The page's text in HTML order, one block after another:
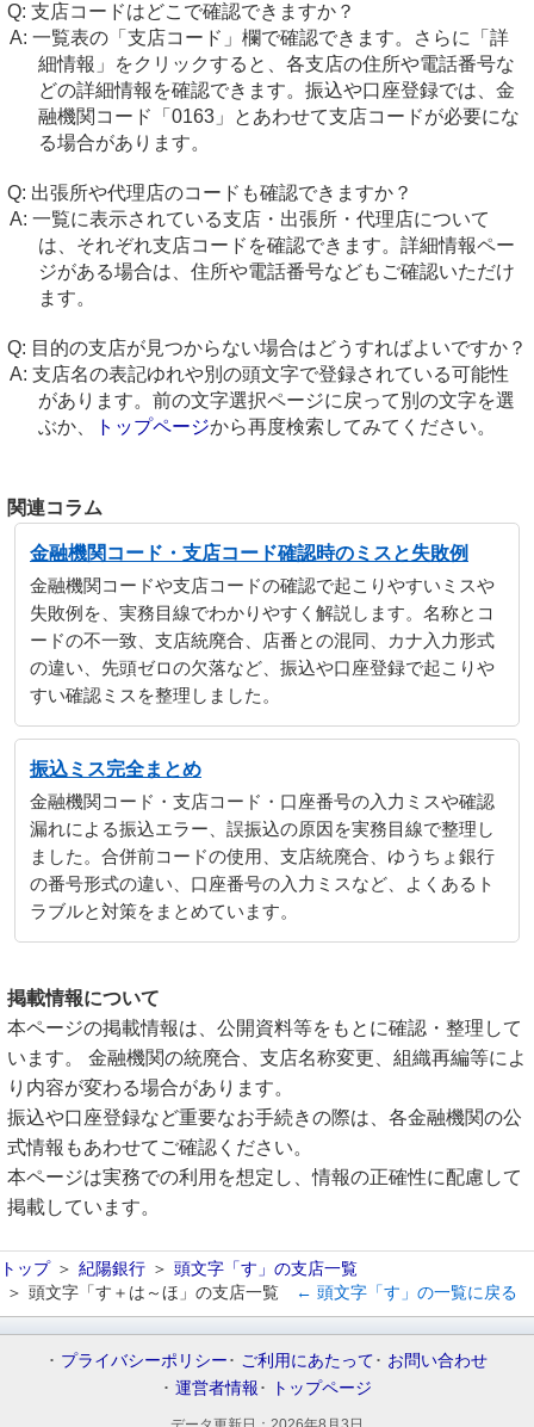
支店コードはどこで確認できますか？
一覧表の「支店コード」欄で確認できます。さらに「詳
細情報」をクリックすると、各支店の住所や電話番号な
どの詳細情報を確認できます。振込や口座登録では、金
融機関コード「0163」とあわせて支店コードが必要にな
る場合があります。
出張所や代理店のコードも確認できますか？
一覧に表示されている支店・出張所・代理店について
は、それぞれ支店コードを確認できます。詳細情報ペー
ジがある場合は、住所や電話番号などもご確認いただけ
ます。
目的の支店が見つからない場合はどうすればよいですか？
支店名の表記ゆれや別の頭文字で登録されている可能性
があります。前の文字選択ページに戻って別の文字を選
ぶか、
トップページから再度検索してみてください。
関連コラム
金融機関コード・支店コード確認時のミスと失敗例
金融機関コードや支店コードの確認で起こりやすいミスや
失敗例を、実務目線でわかりやすく解説します。名称とコ
ードの不一致、支店統廃合、店番との混同、カナ入力形式
の違い、先頭ゼロの欠落など、振込や口座登録で起こりや
すい確認ミスを整理しました。
振込ミス完全まとめ
金融機関コード・支店コード・口座番号の入力ミスや確認
漏れによる振込エラー、誤振込の原因を実務目線で整理し
ました。合併前コードの使用、支店統廃合、ゆうちょ銀行
の番号形式の違い、口座番号の入力ミスなど、よくあるト
ラブルと対策をまとめています。
掲載情報について
本ページの掲載情報は、公開資料等をもとに確認・整理して
います。 金融機関の統廃合、支店名称変更、組織再編等によ
り内容が変わる場合があります。
振込や口座登録など重要なお手続きの際は、各金融機関の公
式情報もあわせてご確認ください。
本ページは実務での利用を想定し、情報の正確性に配慮して
掲載しています。
トップ 紀陽銀行
頭文字「す」の支店一覧
頭文字「す＋は～ほ」の支店一覧
← 頭文字「す」の一覧に戻る
プライバシーポリシー ご利用にあたって
お問い合わせ
運営者情報
トップページ